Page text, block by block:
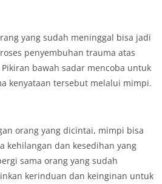
yang sudah meninggal bisa jadi
penyembuhan trauma atas
bawah sadar mencoba untuk
kenyataan tersebut melalui mimpi.
orang yang dicintai, mimpi bisa
kehilangan dan kesedihan yang
sama orang yang sudah
kerinduan dan keinginan untuk